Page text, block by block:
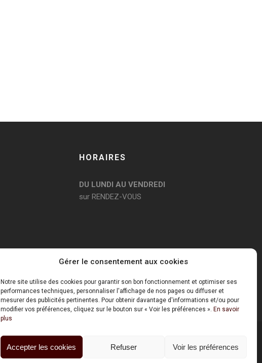
Gérer le consentement aux cookies
Notre site utilise des cookies pour garantir son bon fonctionnement et optimiser ses
performances techniques, personnaliser l'affichage de nos pages ou diffuser et
mesurer des publicités pertinentes. Pour obtenir davantage d'informations et/ou pour
modifier vos préférences, cliquez sur le bouton sur « Voir les préférences ». En savoir
plus
Accepter les cookies Refuser Voir les préférences
HORAIRES
DU LUNDI AU VENDREDI
sur RENDEZ-VOUS
Mentions Légales